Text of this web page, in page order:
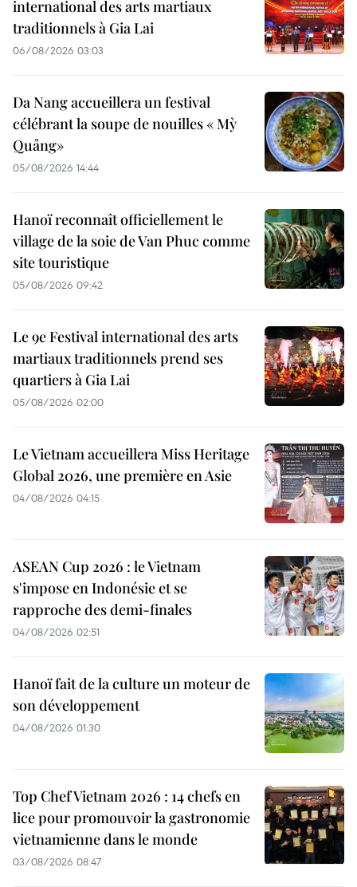
international des arts martiaux
traditionnels à Gia Lai
06/08/2026 03:03
Da Nang accueillera un festival
célébrant la soupe de nouilles « Mỳ
Quảng»
05/08/2026 14:44
Hanoï reconnaît officiellement le
village de la soie de Van Phuc comme
site touristique
05/08/2026 09:42
Le 9e Festival international des arts
martiaux traditionnels prend ses
quartiers à Gia Lai
05/08/2026 02:00
Le Vietnam accueillera Miss Heritage
Global 2026, une première en Asie
04/08/2026 04:15
ASEAN Cup 2026 : le Vietnam
s'impose en Indonésie et se
rapproche des demi-finales
04/08/2026 02:51
Hanoï fait de la culture un moteur de
son développement
04/08/2026 01:30
Top Chef Vietnam 2026 : 14 chefs en
lice pour promouvoir la gastronomie
vietnamienne dans le monde
03/08/2026 08:47